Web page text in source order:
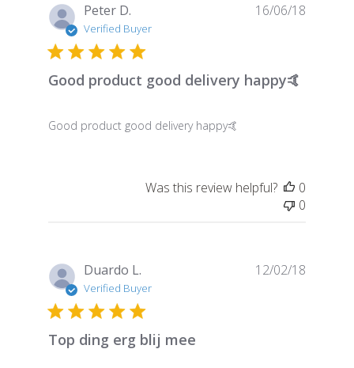
Peter D.
Verified Buyer
Good product good delivery happy🤙
Good product good delivery happy🤙
16/06/18
Was this review helpful?
0
0
Duardo L.
Verified Buyer
Top ding erg blij mee
12/02/18